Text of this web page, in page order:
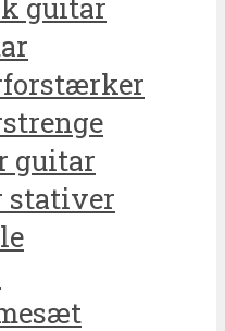
guitar
stativer